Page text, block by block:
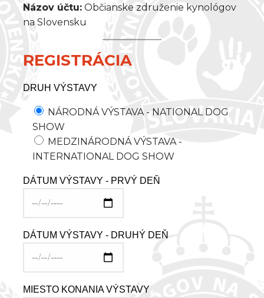
Názov účtu: Občianske združenie kynológov
na Slovensku
REGISTRÁCIA
DRUH VÝSTAVY
NÁRODNÁ VÝSTAVA - NATIONAL DOG
SHOW
MEDZINÁRODNÁ VÝSTAVA -
INTERNATIONAL DOG SHOW
DÁTUM VÝSTAVY - PRVÝ DEŇ
DÁTUM VÝSTAVY - DRUHÝ DEŇ
MIESTO KONANIA VÝSTAVY